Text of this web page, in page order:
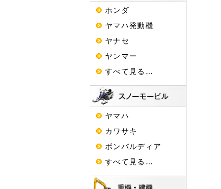
ホンダ
ヤマハ発動機
ヤナセ
ヤンマー
すべて見る…
ヤマハ
カワサキ
ボンバルディア
すべて見る…